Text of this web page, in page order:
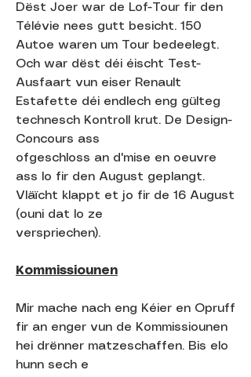
Dëst Joer war de Lof-Tour fir den
Télévie nees gutt besicht. 150
Autoe waren um Tour bedeelegt.
Och war dëst déi éischt Test-
Ausfaart vun eiser Renault
Estafette déi endlech eng gülteg
technesch Kontroll krut. De Design-
Concours ass
ofgeschloss an d'mise en oeuvre
ass lo fir den August geplangt.
Vläïcht klappt et jo fir de 16 August
(ouni dat lo ze
verspriechen).
Kommissiounen
Mir mache nach eng Kéier en Opruff
fir an enger vun de Kommissiounen
hei drënner matzeschaffen. Bis elo
hunn sech e